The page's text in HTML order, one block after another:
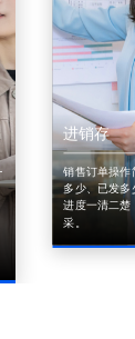
进销存
销售订单操作
多少、已发多
进度一清二楚
采。